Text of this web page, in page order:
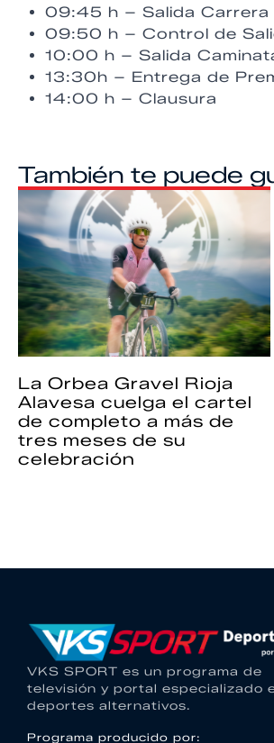
09:45 h – Salida Carrera
09:50 h – Control de
10:00 h – Salida
13:30h – Entrega de
14:00 h – Clausura
También te puede
La Orbea Gravel Rioja
Alavesa cuelga el cartel
de completo a más de
tres meses de su
celebración
VKS SPORT es un programa de
televisión y portal especializado
deportes alternativos.
Programa producido por: